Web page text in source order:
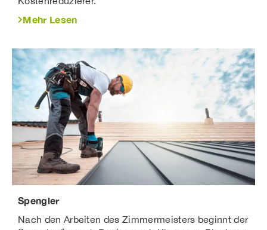
Mehr Lesen
Spengler
Nach den Arbeiten des Zimmermeisters beginnt der